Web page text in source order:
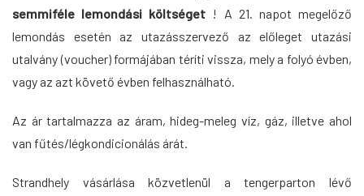
semmiféle lemondási költséget ! A 21. napot megelőző
lemondás esetén az utazásszervező az előleget utazási
utalvány (voucher) formájában téríti vissza, mely a folyó évben,
vagy az azt követő évben felhasználható.
Az ár tartalmazza az áram, hideg-meleg víz, gáz, illetve ahol
van fűtés/légkondicionálás árát.
Strandhely vásárlása közvetlenül a tengerparton lévő